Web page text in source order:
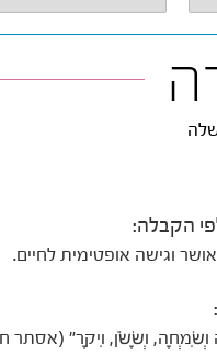
הקבלה:
וגישה אופטימית לחיים.
וְשִׂמְחָה, וְשָׂשֹׂן, וִיקָר" (אסתר